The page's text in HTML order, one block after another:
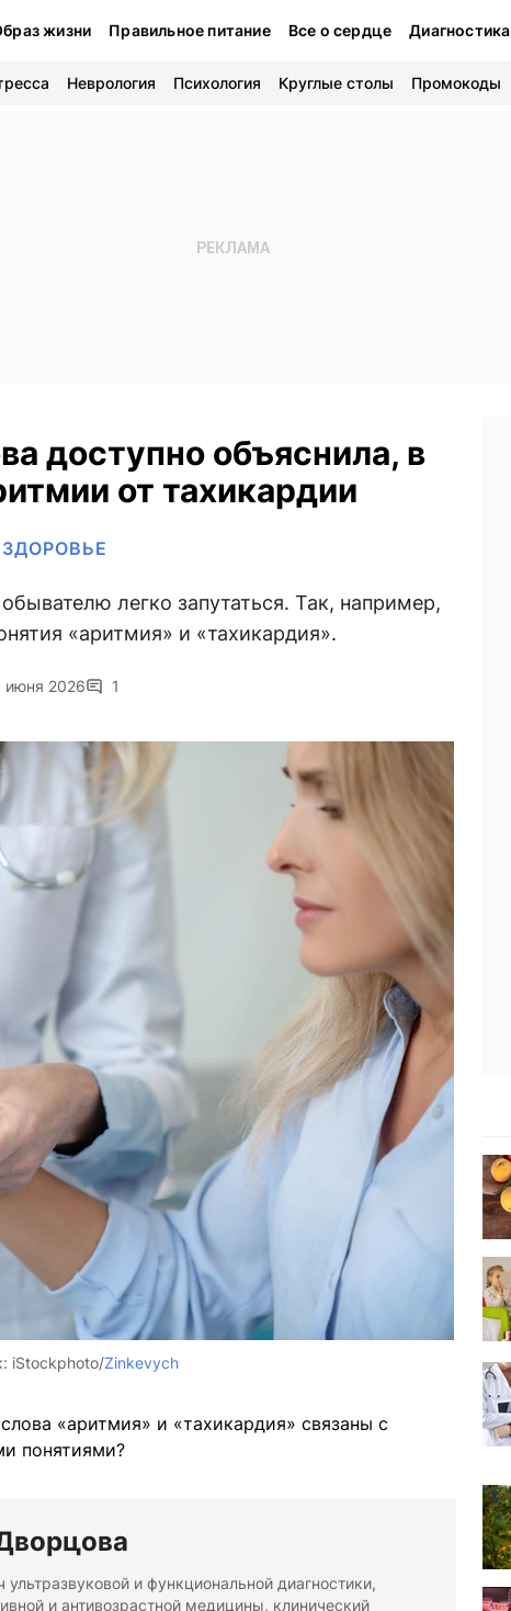
жизни Правильное питание Все о сердце Диагностика
Неврология Психология Круглые столы Промокоды
доступно объяснила, в
от тахикардии
ЗДОРОВЬЕ
легко запутаться. Так, например,
«аритмия» и «тахикардия».
июня 2026 1
iStockphoto/Zinkevych
«аритмия» и «тахикардия» связаны с
понятиями?
ультразвуковой и функциональной диагностики,
и антивозрастной медицины, клинический